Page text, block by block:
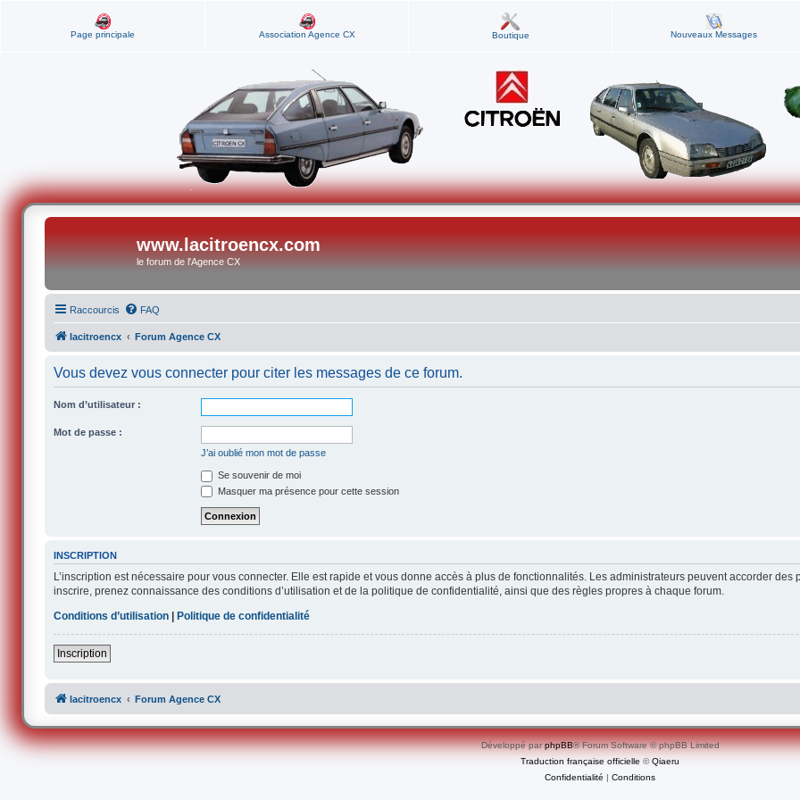
Page principale Association Agence CX Boutique Nouveaux Messages
www.lacitroencx.com
le forum de l'Agence CX
Raccourcis FAQ
lacitroencx Forum Agence CX
Vous devez vous connecter pour citer les messages de ce forum.
Nom d’utilisateur :
Mot de passe :
J’ai oublié mon mot de passe
Se souvenir de moi
Masquer ma présence pour cette session
INSCRIPTION
L’inscription est nécessaire pour vous connecter. Elle est rapide et vous donne accès à plus de fonctionnalités. Les administrateurs peuvent accorder
inscrire, prenez connaissance des conditions d’utilisation et de la politique de confidentialité, ainsi que des règles propres à chaque forum.
Conditions d’utilisation |Politique de confidentialité
Inscription
lacitroencx Forum Agence CX
Développé parphpBB® Forum Software © phpBB Limited
Traduction française officielle ©Qiaeru
Confidentialité | Conditions